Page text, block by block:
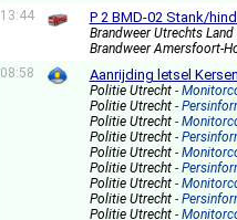
13:44
P 2 BMD-02 Stank/
Brandweer Utrechts Land
Brandweer Amersfoort-
08:58
Aanrijding letsel
Politie Utrecht -
Politie Utrecht -
Politie Utrecht -
Politie Utrecht -
Politie Utrecht -
Politie Utrecht -
Politie Utrecht -
Politie Utrecht -
Politie Utrecht -